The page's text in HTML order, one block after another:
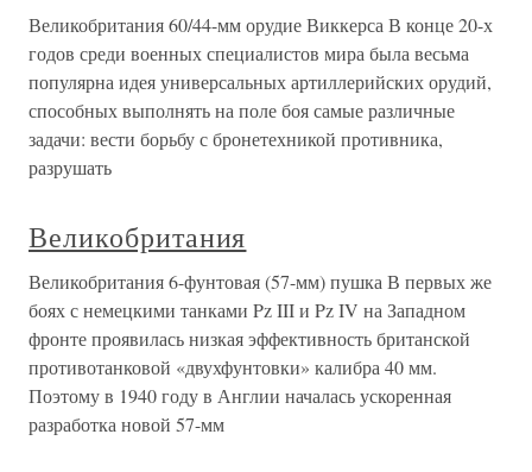
Великобритания 60/44-мм орудие Виккерса В конце 20-х
годов среди военных специалистов мира была весьма
популярна идея универсальных артиллерийских орудий,
способных выполнять на поле боя самые различные
задачи: вести борьбу с бронетехникой противника,
разрушать
Великобритания
Великобритания 6-фунтовая (57-мм) пушка В первых же
боях с немецкими танками Pz III и Pz IV на Западном
фронте проявилась низкая эффективность британской
противотанковой «двухфунтовки» калибра 40 мм.
Поэтому в 1940 году в Англии началась ускоренная
разработка новой 57-мм